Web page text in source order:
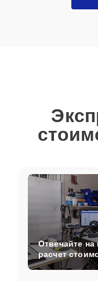
Отвечайте
расчет